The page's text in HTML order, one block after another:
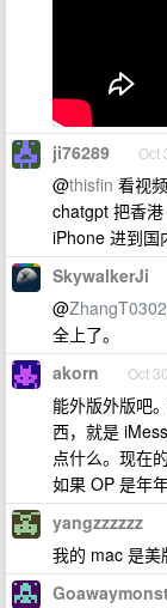
ji76289 Oct
@thisfin 看视
chatgpt 把香
iPhone 进到国
SkywalkerJi
@
全上了。
akorn Oct
能外版外版吧
西，就是
点什么。现在
如果 OP 是年
yangzzzzzz
我的 mac 是